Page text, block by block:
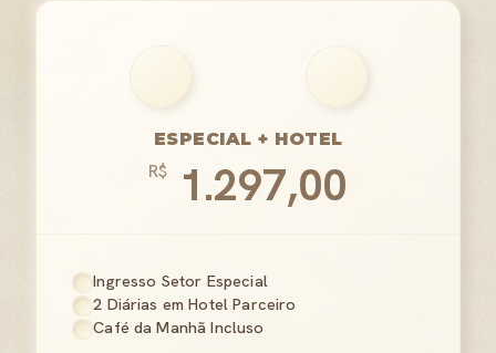
ESPECIAL + HOTEL
R$ 1.297,00
Ingresso Setor Especial
2 Diárias em Hotel Parceiro
Café da Manhã Incluso